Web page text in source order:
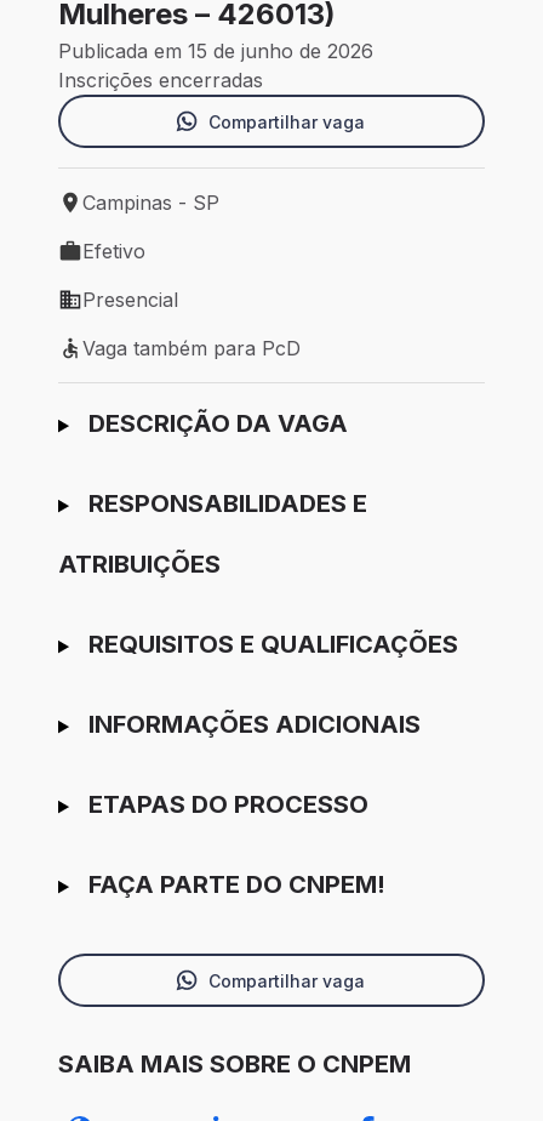
Mulheres – 426013)
Publicada em 15 de junho de 2026
Inscrições encerradas
Compartilhar vaga
Local de trabalho: Campinas - SP
Campinas - SP
Tipo de vaga: Efetivo
Efetivo
Modelo de trabalho: Presencial
Presencial
Vaga também para PcD
Vaga também para PcD
Ir para candidatura
DESCRIÇÃO DA VAGA
RESPONSABILIDADES E
ATRIBUIÇÕES
REQUISITOS E QUALIFICAÇÕES
INFORMAÇÕES ADICIONAIS
ETAPAS DO PROCESSO
FAÇA PARTE DO CNPEM!
Compartilhar vaga
SAIBA MAIS SOBRE O CNPEM